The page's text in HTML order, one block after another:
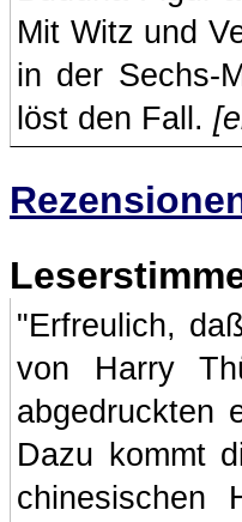
Mit Witz und
in der Sechs-
löst den Fall.
"Erfreulich,
von Harry
abgedruckten
Dazu kommt
chinesischen